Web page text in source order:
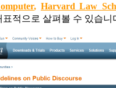
, Harvard Law
표적으로 살펴볼 수 있습니